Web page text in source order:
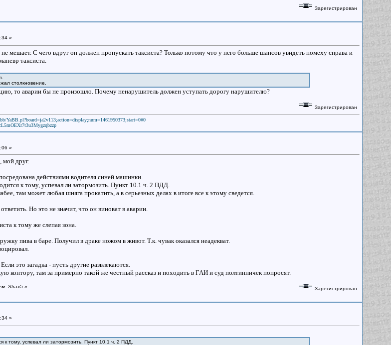
Зарегистрирован
»
мешает. С чего вдруг он должен пропускать таксиста? Только потому что у него больше шансов увидеть помеху справа и
таксиста.
столкновение.
то аварии бы не произошло. Почему ненарушитель должен уступать дорогу нарушителю?
Зарегистрирован
YaBB.pl?board=ja2v113;action=display;num=1461950373;start=0#0
»
мой друг.
действиями водителя синей машинки.
к тому, успевал ли затормозить. Пункт 10.1 ч. 2 ПДД.
там может любая шняга прокатить, а в серьезных делах в итоге все к этому сведется.
Но это не значит, что он виноват в аварии.
к тому же слепая зона.
пива в баре. Получил в драке ножом в живот. Т.к. чувак оказался неадекват.
это загадка - пусть другие развлекаются.
контору, там за примерно такой же честный рассказ и походить в ГАИ и суд полтинничек попросят.
Strax5 » Зарегистрирован
»
к тому, успевал ли затормозить. Пункт 10.1 ч. 2 ПДД.